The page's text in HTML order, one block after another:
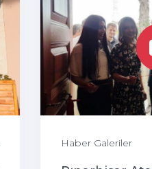
Haber Galeriler